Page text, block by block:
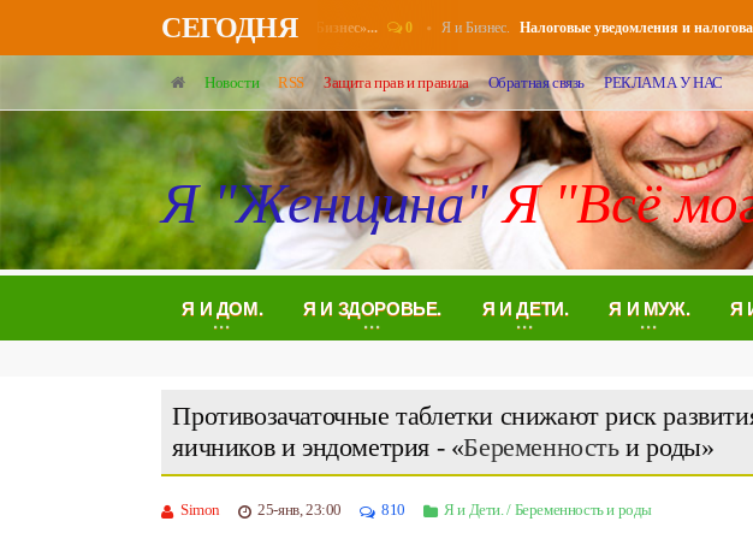
СЕГОДНЯ
повысят выплаты в августе - «Бизнес»... 0 Я и Бизнес. Налоговые уведомления и налоговая
Новости RSS Защита прав и правила Обратная связь РЕКЛАМА У НАС
Я "Женщина" Я "Всё
Я И ДОМ. Я И ЗДОРОВЬЕ. Я И ДЕТИ. Я И МУЖ. Я
Противозачаточные таблетки снижают риск
яичников и эндометрия - «Беременностьи роды»
Simon 25-янв, 23:00 810 Я и Дети./ Беременность и роды